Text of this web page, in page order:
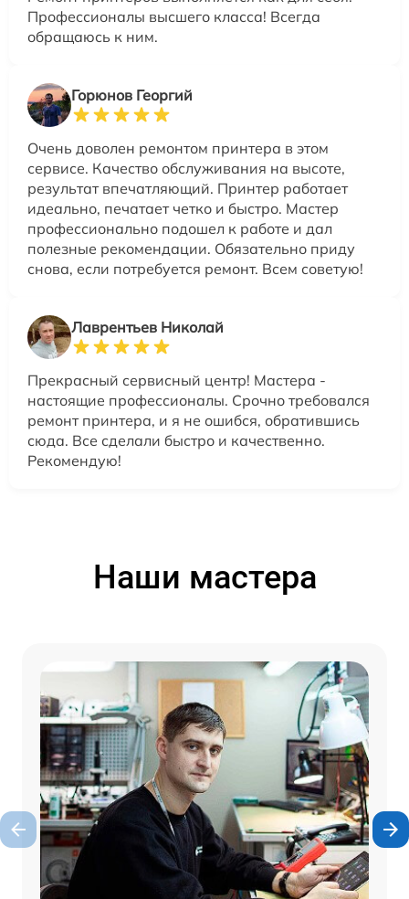
Профессионалы высшего класса! Всегда
обращаюсь к ним.
Горюнов Георгий
Очень доволен ремонтом принтера в этом
сервисе. Качество обслуживания на высоте,
результат впечатляющий. Принтер работает
идеально, печатает четко и быстро. Мастер
профессионально подошел к работе и дал
полезные рекомендации. Обязательно приду
снова, если потребуется ремонт. Всем советую!
Лаврентьев Николай
Прекрасный сервисный центр! Мастера -
настоящие профессионалы. Срочно требовался
ремонт принтера, и я не ошибся, обратившись
сюда. Все сделали быстро и качественно.
Рекомендую!
Наши мастера